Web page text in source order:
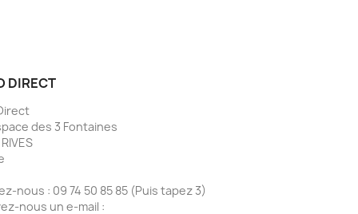
DIRECT
des 3 Fontaines
nous : 09 74 50 85 85 (Puis tapez 3)
nous un e-mail :